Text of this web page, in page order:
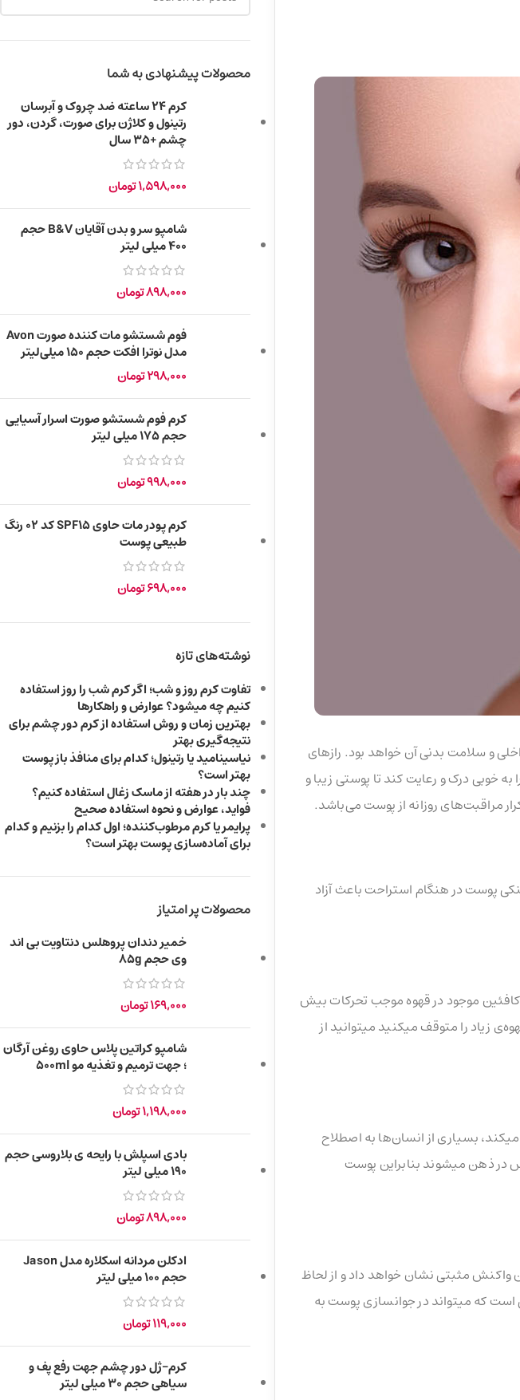
و سلامت بدنی آن خواهد بود. رازهای
درک و رعایت کند تا پوستی زیبا و
مراقبت‌های روزانه از پوست می‌باشد.
پوست در هنگام استراحت باعث آزاد
موجود در قهوه موجب تحرکات بیش
زیاد را متوقف میکنید میتوانید از
بسیاری از انسان‌ها به اصطلاح
در ذهن میشوند بنابراین پوست
واکنش مثبتی نشان خواهد داد و از لحاظ
که میتواند در جوانسازی پوست به
محصولات پیشنهادی به شما
کرم ۲۴ ساعته ضد چروک و آبرسان
رتینول و کلاژن برای صورت، گردن، دور
چشم +35 سال
1,598,000تومان
شامپو سر و بدن آقایان B&V حجم
400 میلی لیتر
898,000تومان
فوم شستشو مات کننده صورت Avon
مدل نوترا افکت حجم 150 میلی‌لیتر
298,000تومان
کرم فوم شستشو صورت اسرار آسیایی
حجم ۱۷۵ میلی لیتر
998,000تومان
کرم پودر مات حاوی SPF15 کد 02 رنگ
طبیعی پوست
698,000تومان
نوشته‌های تازه
تفاوت کرم روز و شب؛ اگر کرم شب را روز استفاده
کنیم چه میشود؟ عوارض و راهکارها
بهترین زمان و روش استفاده از کرم دور چشم برای
نتیجه‌گیری بهتر
نیاسینامید یا رتینول؛ کدام برای منافذ باز پوست
بهتر است؟
چند بار در هفته از ماسک زغال استفاده کنیم؟
فواید، عوارض و نحوه استفاده صحیح
پرایمر یا کرم مرطوب‌کننده؛ اول کدام را بزنیم و کدام
برای آماده‌سازی پوست بهتر است؟
محصولات پر امتیاز
خمیر دندان پروهلس دنتاویت بی اند
وی حجم 85g
169,000تومان
شامپو کراتین پلاس حاوی روغن آرگان
؛ جهت ترمیم و تغذیه مو 500ml
1,198,000تومان
بادی اسپلش با رایحه ی بلاروسی حجم
۱۹۰ میلی لیتر
898,000تومان
ادکلن مردانه اسکلاره مدل Jason
حجم 100 میلی لیتر
119,000تومان
کرم-ژل دور چشم جهت رفع پف و
سیاهی حجم ۳۰ میلی لیتر